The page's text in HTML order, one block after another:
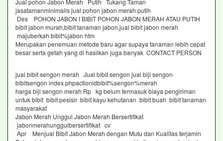
Jual pohon Jabon Merah Putih Tukang Taman
jasatamanminimalis jual pohon jabon merah putih
Des POHON JABON I BIBIT POHON JABON MERAH ATAU PUTIH
bibit jabon murah,bibit tanaman jabon,jual bibit jabon merah
majuberkah bibit%jabon htm
Merupakan penemuan metode baru agar supaya tanaman lebih cepat
besar serta getah yang di hasilkan juga banyak CONTACT PERSON
jual bibit sengon merah Jual bibit sengon jual biji sengon
bibitsengon index phpactionidbibit%sengon%merah
harga biji sengon merah Rp kg belum termasuk biaya pengiriman
untuk bibit bibit pesisir bibit kayu kehutanan bibit buah bibit tanaman
masyarakat
Jabon Merah Unggul Jabon Merah Bersertifikat
jabonmerahunggulbersertifikat cv
Apr Menjual Bibit Jabon Merah dengan Mutu dan Kualitas terjamin